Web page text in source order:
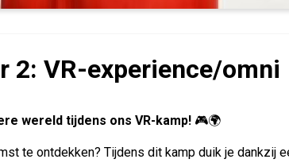
2: VR-experience/omni
wereld tijdens ons VR-kamp! 🎮🌍
te ontdekken? Tijdens dit kamp duik je dankzij